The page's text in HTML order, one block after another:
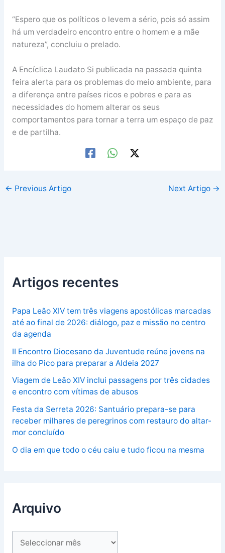
“Espero que os políticos o levem a sério, pois só assim
há um verdadeiro encontro entre o homem e a mãe
natureza”, concluiu o prelado.
A Encíclica Laudato Si publicada na passada quinta
feira alerta para os problemas do meio ambiente, para
a diferença entre países ricos e pobres e para as
necessidades do homem alterar os seus
comportamentos para tornar a terra um espaço de paz
e de partilha.
← Previous Artigo Next Artigo →
Artigos recentes
Papa Leão XIV tem três viagens apostólicas marcadas
até ao final de 2026: diálogo, paz e missão no centro
da agenda
II Encontro Diocesano da Juventude reúne jovens na
ilha do Pico para preparar a Aldeia 2027
Viagem de Leão XIV inclui passagens por três cidades
e encontro com vítimas de abusos
Festa da Serreta 2026: Santuário prepara-se para
receber milhares de peregrinos com restauro do altar-
mor concluído
O dia em que todo o céu caiu e tudo ficou na mesma
Arquivo